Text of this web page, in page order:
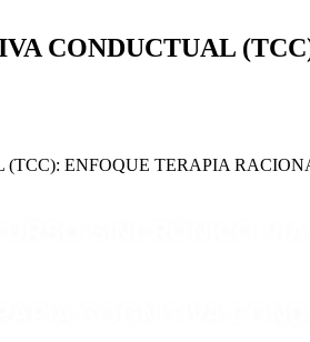
CONDUCTUAL
ENFOQUE TERAPIA